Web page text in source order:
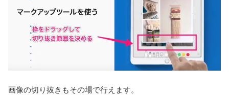
画像の切り抜きもその場で行えます。